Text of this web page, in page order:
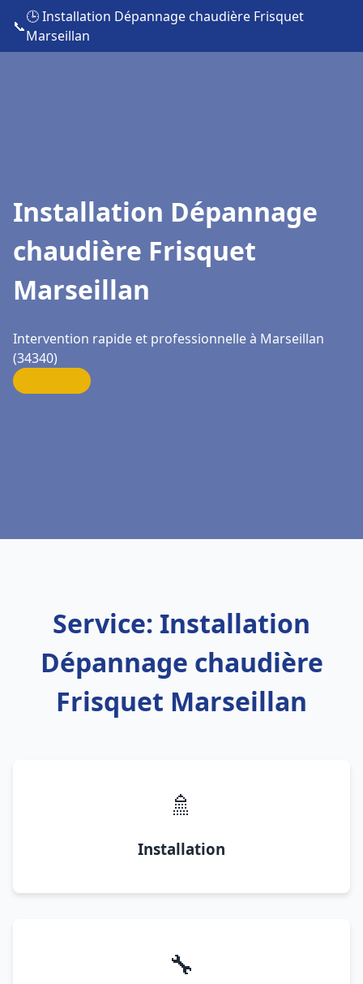
📞
🕒 Installation Dépannage chaudière Frisquet
Marseillan
Installation Dépannage
chaudière Frisquet
Marseillan
Intervention rapide et professionnelle à Marseillan
(34340)
Service: Installation
Dépannage chaudière
Frisquet Marseillan
🚿
Installation
🔧